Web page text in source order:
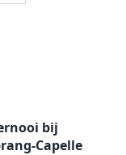
bij
Capelle